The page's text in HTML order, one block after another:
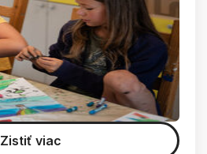
Zistiť viac